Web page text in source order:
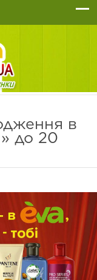
в
до 20